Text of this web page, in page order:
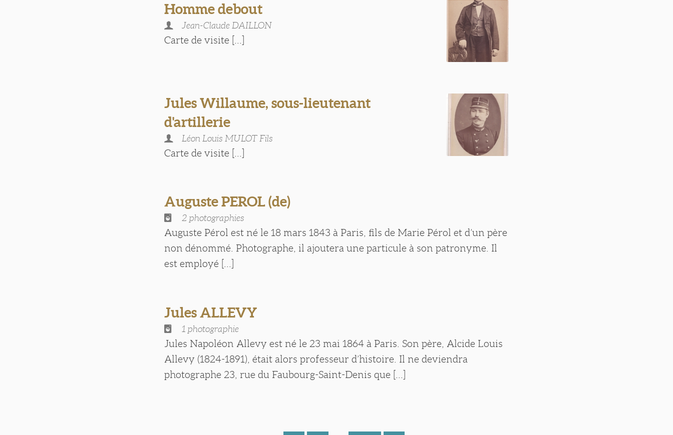
Homme debout
Jean-Claude DAILLON
Carte de visite [...]
Jules Willaume, sous-lieutenant
d'artillerie
Léon Louis MULOT Fils
Carte de visite [...]
Auguste PEROL (de)
2 photographies
Auguste Pérol est né le 18 mars 1843 à Paris, fils de Marie Pérol et d’un père
non dénommé. Photographe, il ajoutera une particule à son patronyme. Il
est employé [...]
Jules ALLEVY
1 photographie
Jules Napoléon Allevy est né le 23 mai 1864 à Paris. Son père, Alcide Louis
Allevy (1824-1891), était alors professeur d’histoire. Il ne deviendra
photographe 23, rue du Faubourg-Saint-Denis que [...]